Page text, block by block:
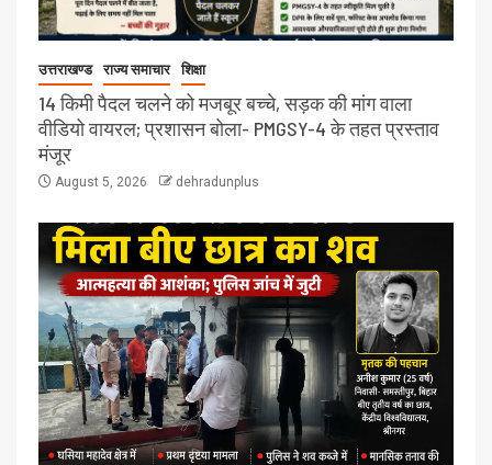
उत्तराखण्ड राज्य समाचार शिक्षा
14 किमी पैदल चलने को मजबूर बच्चे, सड़क की मांग वाला
वीडियो वायरल; प्रशासन बोला- PMGSY-4 के तहत प्रस्ताव
मंजूर
August 5, 2026 dehradunplus